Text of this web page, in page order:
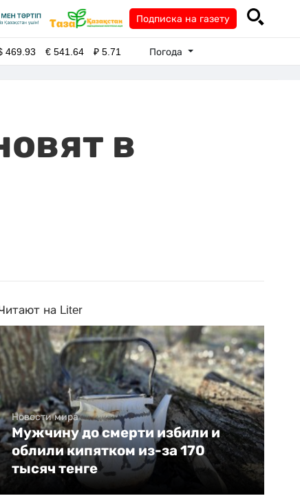
Подписка на газету
469.93 €541.64 ₽5.71 Погода
в
на Liter
Новости мира
Мужчину до смерти избили и
облили кипятком из-за 170
тысяч тенге